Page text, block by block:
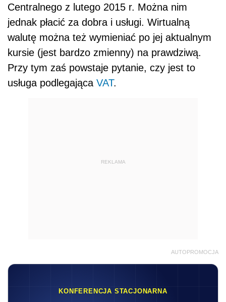
Centralnego z lutego 2015 r. Można nim
jednak płacić za dobra i usługi. Wirtualną
walutę można też wymieniać po jej aktualnym
kursie (jest bardzo zmienny) na prawdziwą.
Przy tym zaś powstaje pytanie, czy jest to
usługa podlegająca VAT.
REKLAMA
AUTOPROMOCJA
KONFERENCJA STACJONARNA